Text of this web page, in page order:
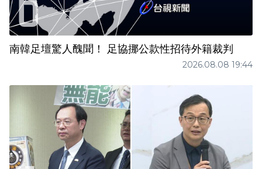
南韓足壇驚人醜聞！ 足協挪公款性招待外籍裁判
2026.08.08 19:44